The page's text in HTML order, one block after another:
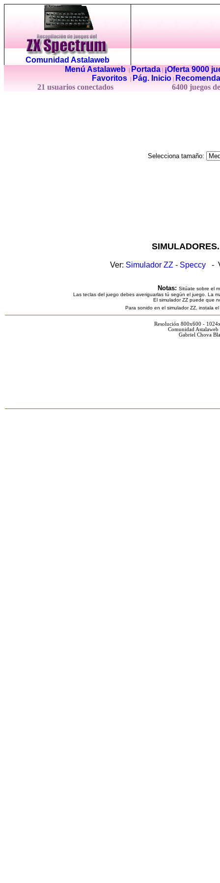
Comunidad Astalaweb
Menú Astalaweb| Portada|
¡Oferta 9000
Favoritos
Pág. Inicio
21 usuarios conectados
6400 juegos
Selecciona tamaño:
Ver: Simulador ZZ - Speccy -
Notas: Sitúate sobre el
Las teclas del juego debes averiguarlas tú según el juego. La
El simulador ZZ puede que
Para sonido en el simulador ZZ, instala
Resolución 800x600 -
Comunidad
Gabriel Chova